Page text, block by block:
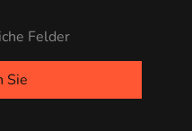
Felder
Sie